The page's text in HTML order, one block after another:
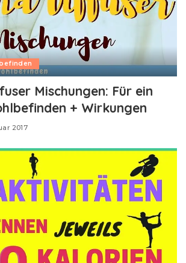
Mischungen: Für ein
+ Wirkungen
2017